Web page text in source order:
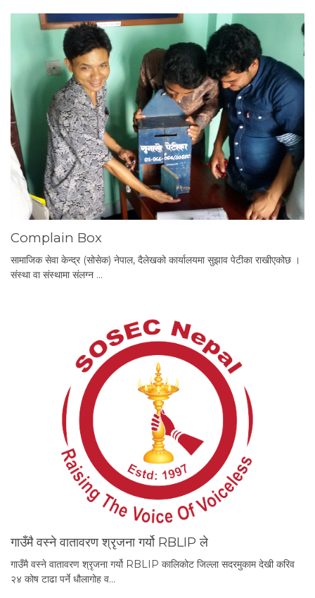
Complain Box
सामाजिक सेवा केन्द्र (सोसेक) नेपाल, दैलेखको कार्यालयमा सुझाव पेटीका राखीएकोछ ।
संस्था वा संस्थामा संलग्न …
गाउँमै वस्ने वातावरण श्रृजना गर्यो RBLIP ले
गाउँमै वस्ने वातावरण श्रृजना गर्यो RBLIP कालिकोट जिल्ला सदरमुकाम देखी करिव
२४ कोष टाढा पर्ने धौलागोह व…